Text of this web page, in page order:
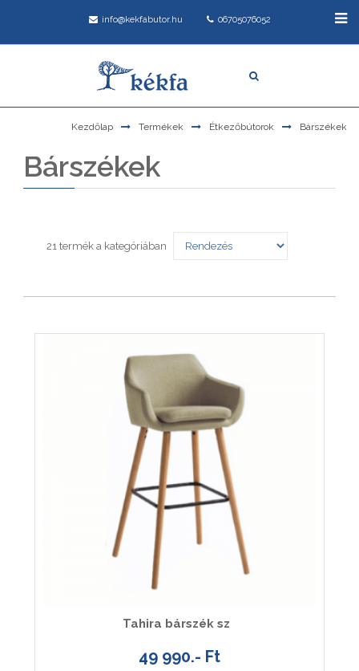
info@kekfabutor.hu 06705076052
Kezdőlap Termékek Étkezőbútorok Bárszékek
Bárszékek
21 termék a kategóriában
Tahira bárszék sz
49 990.- Ft